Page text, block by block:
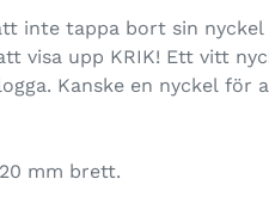
inte tappa bort sin
visa upp KRIK! Ett vitt
Kanske en nyckel för
mm brett.